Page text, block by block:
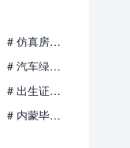
# 仿真房产证
# 汽车绿本定制
# 出生证明定制
# 内蒙毕业证